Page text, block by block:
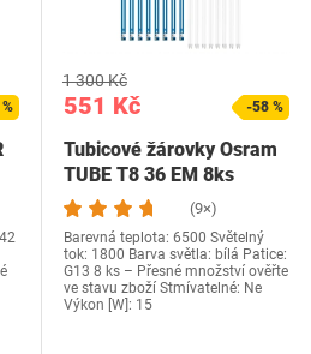
551 Kč
1 300 Kč
-58 %
Tubicové žárovky Osram
TUBE T8 36 EM 8ks
(9×)
Barevná teplota: 6500 Světelný
tok: 1800 Barva světla: bílá Patice:
G13 8 ks – Přesné množství ověřte
ve stavu zboží Stmívatelné: Ne
Výkon [W]: 15